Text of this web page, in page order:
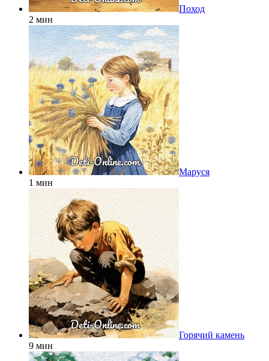
Поход
2 мин
Маруся
1 мин
Горячий камень
9 мин